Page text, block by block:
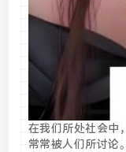
在我们所处社会中
常常被人们所讨论